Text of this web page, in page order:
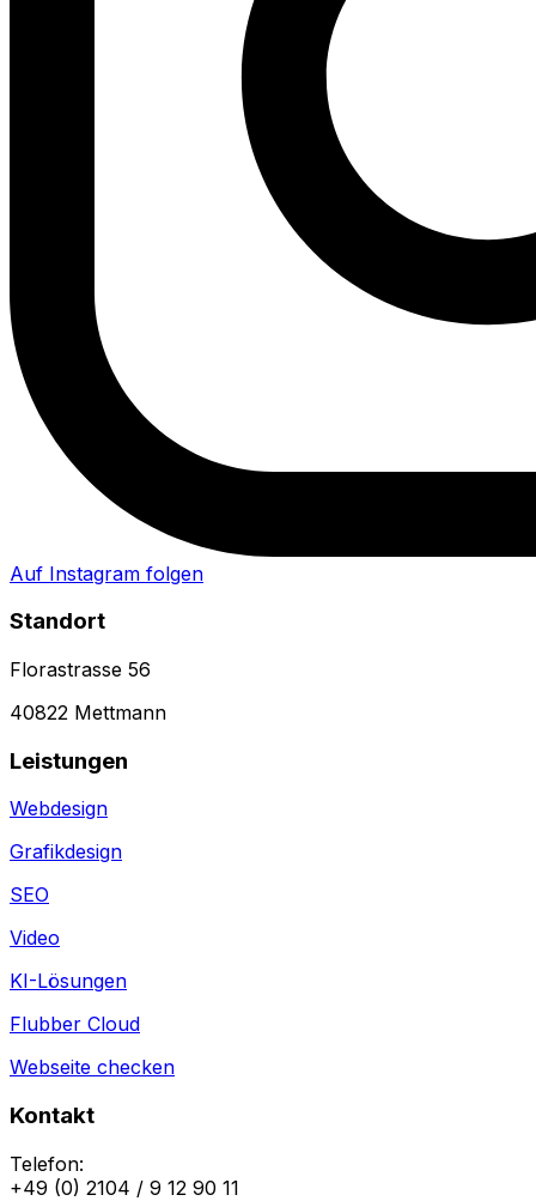
Auf Instagram folgen
Standort
Florastrasse 56
40822 Mettmann
Leistungen
Webdesign
Grafikdesign
SEO
Video
KI-Lösungen
Flubber Cloud
Webseite checken
Kontakt
Telefon:
+49 (0) 2104 / 9 12 90 11